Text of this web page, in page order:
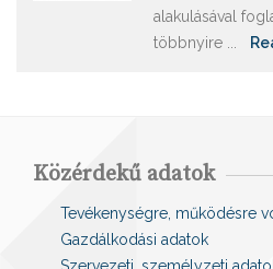
alakulásával
többnyire ...
Közérdekű adatok
Tevékenységre, működésre
Gazdálkodási adatok
Szervezeti, személyzeti